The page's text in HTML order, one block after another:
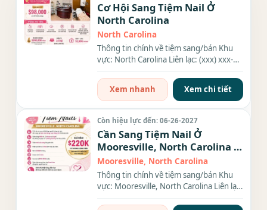
Cơ Hội Sang Tiệm Nail Ở
North Carolina
North Carolina
Thông tin chính về tiệm sang/bán Khu
vực: North Carolina Liên lạc: (xxx) xxx-
Xem nhanh
Xem chi tiết
Còn hiệu lực đến: 06-26-2027
Cần Sang Tiệm Nail Ở
Mooresville, North Carolina –
8 bàn, 8 ghế
Mooresville, North Carolina
Thông tin chính về tiệm sang/bán Khu
vực: Mooresville, North Carolina Liên lạc: